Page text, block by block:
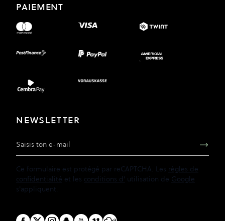
PAIEMENT
NEWSLETTER
Adresse e-mail
Ce formulaire est protégé par reCAPTCHA. Les règles de
confidentialité et les conditions d' utilisation de Google
s'appliquent.